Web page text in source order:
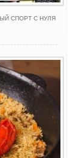
СПОРТ С НУЛЯ